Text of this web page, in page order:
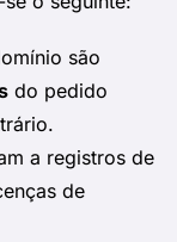
são
do pedido
a registros de
de